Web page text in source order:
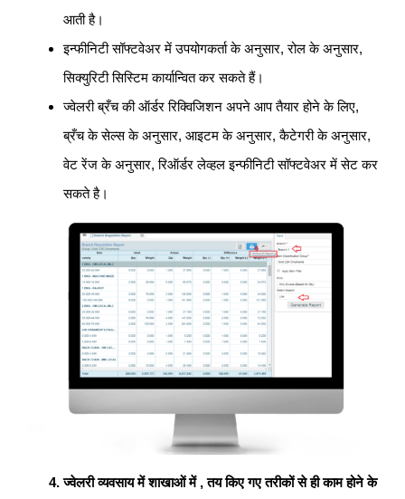
आती है।
इन्फीनिटी सॉफ्टवेअर में उपयोगकर्ता के अनुसार, रोल के अनुसार,
सिक्युरिटी सिस्टिम कार्यान्वित कर सकते हैं।
ज्वेलरी ब्रँच की ऑर्डर रिक्विजिशन अपने आप तैयार होने के लिए,
ब्रँच के सेल्स के अनुसार, आइटम के अनुसार, कैटेगरी के अनुसार,
वेट रेंज के अनुसार, रिऑर्डर लेव्हल इन्फीनिटी सॉफ्टवेअर में सेट कर
सकते है।
ज्वेलरी व्यवसाय में शाखाओं में , तय किए गए तरीकों से ही काम होने के